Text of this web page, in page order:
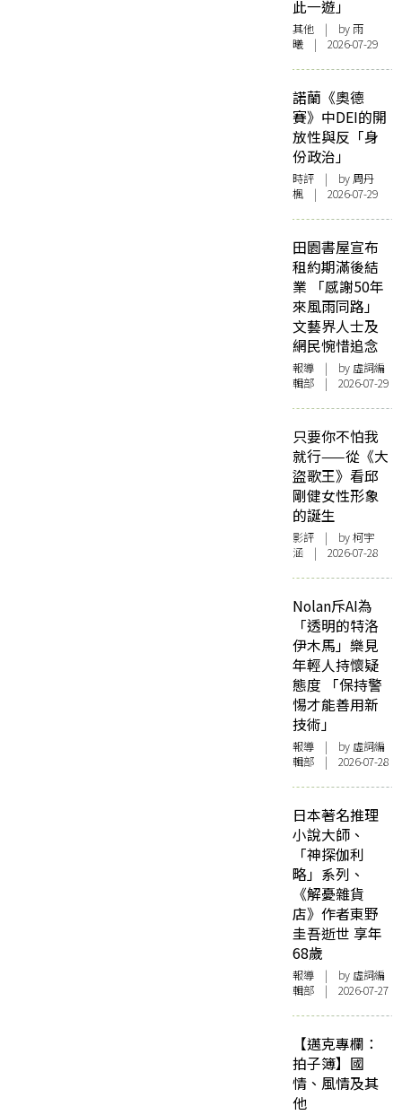
此一遊」
其他 | by 雨
曦 | 2026-07-29
諾蘭《奧德
賽》中DEI的開
放性與反「身
份政治」
時評 | by周丹
楓 | 2026-07-29
田園書屋宣布
租約期滿後結
業 「感謝50年
來風雨同路」
文藝界人士及
網民惋惜追念
報導 | by 虛詞編
輯部 | 2026-07-29
只要你不怕我
就行——從《大
盜歌王》看邱
剛健女性形象
的誕生
影評 | by 柯宇
涵 | 2026-07-28
Nolan斥AI為
「透明的特洛
伊木馬」樂見
年輕人持懷疑
態度 「保持警
惕才能善用新
技術」
報導 | by 虛詞編
輯部 | 2026-07-28
日本著名推理
小說大師、
「神探伽利
略」系列、
《解憂雜貨
店》作者東野
圭吾逝世 享年
68歲
報導 | by 虛詞編
輯部 | 2026-07-27
【邁克專欄：
拍子簿】國
情、風情及其
他